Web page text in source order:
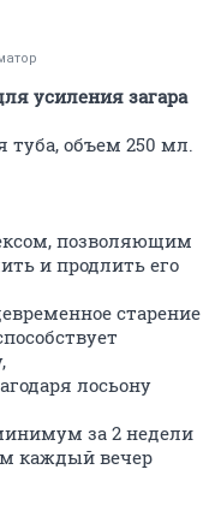
усиления загара
туба, объем 250 мл.
позволяющим
и продлить его
старение
лосьону
за 2 недели
каждый вечер